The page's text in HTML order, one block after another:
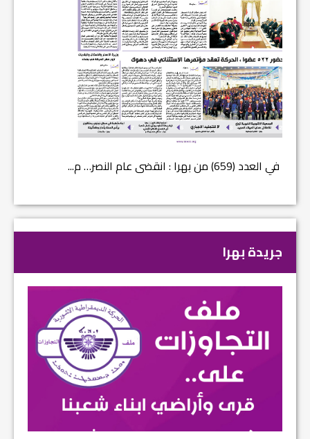
في العدد (659) من بهرا : انقضى عام النصر… م...
جريدة بهرا